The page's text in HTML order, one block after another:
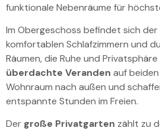
funktionale Nebenräume für
Im Obergeschoss befindet sich
komfortablen Schlafzimmern und
Räumen, die Ruhe und
überdachte Veranden auf
Wohnraum nach außen und
entspannte Stunden im Freien.
Der große Privatgarten zählt zu